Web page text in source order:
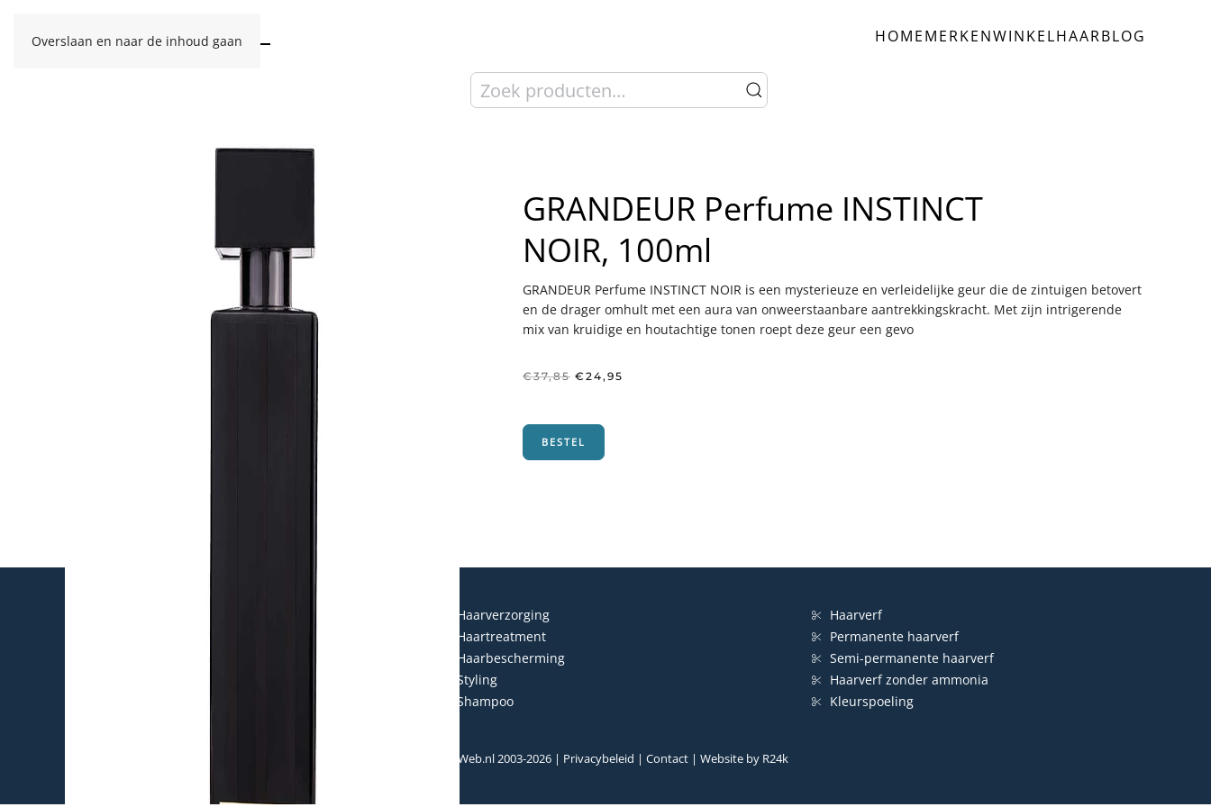
Overslaan en naar de inhoud gaan HOMEMERKENWINKELHAARBLOG
Zoeken
naar:
GRANDEUR Perfume INSTINCT
NOIR, 100ml
GRANDEUR Perfume INSTINCT NOIR is een mysterieuze en verleidelijke geur die de zintuigen betovert
en de drager omhult met een aura van onweerstaanbare aantrekkingskracht. Met zijn intrigerende
mix van kruidige en houtachtige tonen roept deze geur een gevo
€37,85 Oorspronkelijke
€ 24,95
BESTEL
Haarverzorging
Haartreatment
Haarbescherming
Styling
Shampoo
Haarverf
Permanente haarverf
Semi-permanente haarverf
Haarverf zonder ammonia
Kleurspoeling
© HairWeb.nl 2003-2026 | Privacybeleid | Contact | Website by R24k